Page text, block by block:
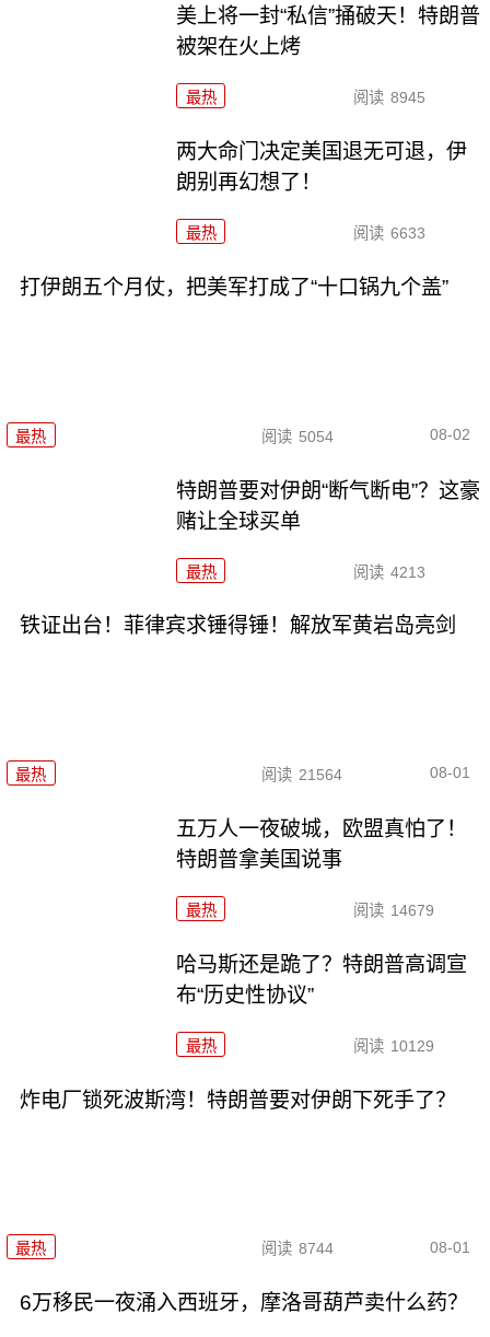
美上将一封“私信”捅破天！特朗普
被架在火上烤
最热 阅读 8945
两大命门决定美国退无可退，伊
朗别再幻想了！
最热 阅读 6633
打伊朗五个月仗，把美军打成了“十口锅九个盖”
最热 阅读 5054 08-02
特朗普要对伊朗“断气断电”？这豪
赌让全球买单
最热 阅读 4213
铁证出台！菲律宾求锤得锤！解放军黄岩岛亮剑
最热 阅读 21564 08-01
五万人一夜破城，欧盟真怕了！
特朗普拿美国说事
最热 阅读 14679
哈马斯还是跪了？特朗普高调宣
布“历史性协议”
最热 阅读 10129
炸电厂锁死波斯湾！特朗普要对伊朗下死手了？
最热 阅读 8744 08-01
6万移民一夜涌入西班牙，摩洛哥葫芦卖什么药？